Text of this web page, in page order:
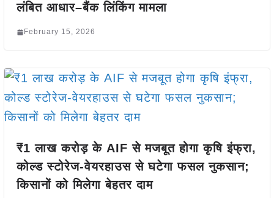
लंबित आधार–बैंक लिंकिंग मामला
February 15, 2026
₹1 लाख करोड़ के AIF से मजबूत होगा कृषि इंफ्रा,
कोल्ड स्टोरेज-वेयरहाउस से घटेगा फसल नुकसान;
किसानों को मिलेगा बेहतर दाम